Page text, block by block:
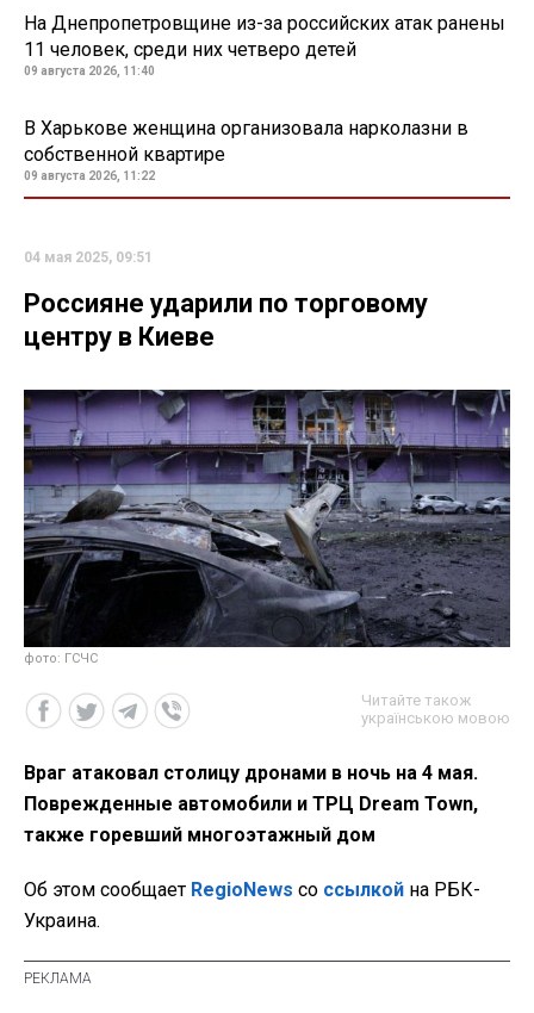
На Днепропетровщине из-за российских атак ранены
11 человек, среди них четверо детей
09 августа 2026, 11:40
В Харькове женщина организовала нарколазни в
собственной квартире
09 августа 2026, 11:22
04 мая 2025, 09:51
Россияне ударили по торговому
центру в Киеве
фото: ГСЧС
Читайте також
українською мовою
Враг атаковал столицу дронами в ночь на 4 мая.
Поврежденные автомобили и ТРЦ Dream Town,
также горевший многоэтажный дом
Об этом сообщает RegioNews со ссылкой на РБК-
Украина.